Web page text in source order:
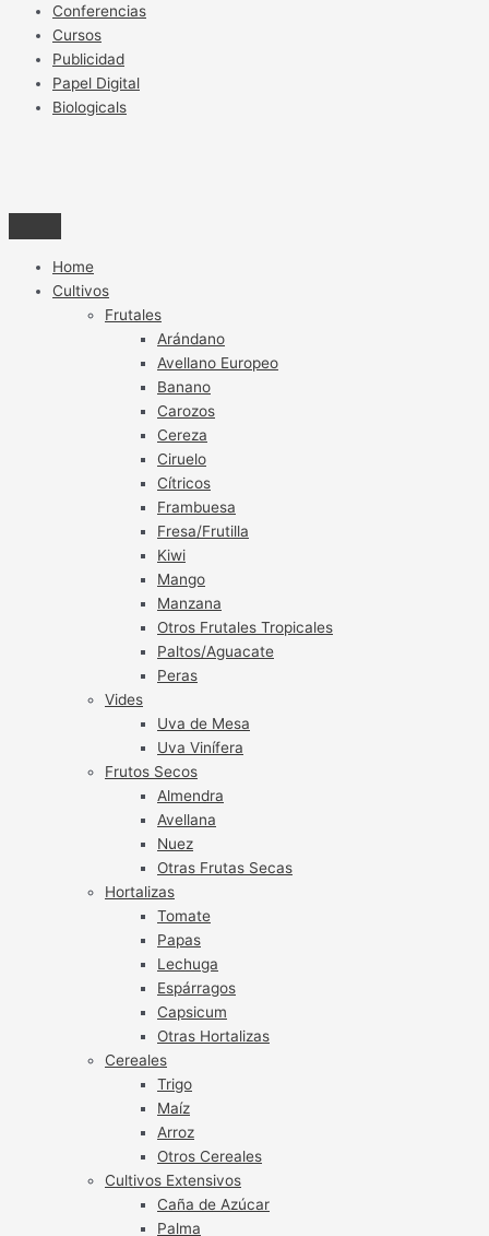
Conferencias
Cursos
Publicidad
Papel Digital
Biologicals
Home
Cultivos
Frutales
Arándano
Avellano Europeo
Banano
Carozos
Cereza
Ciruelo
Cítricos
Frambuesa
Fresa/Frutilla
Kiwi
Mango
Manzana
Otros Frutales Tropicales
Paltos/Aguacate
Peras
Vides
Uva de Mesa
Uva Vinífera
Frutos Secos
Almendra
Avellana
Nuez
Otras Frutas Secas
Hortalizas
Tomate
Papas
Lechuga
Espárragos
Capsicum
Otras Hortalizas
Cereales
Trigo
Maíz
Arroz
Otros Cereales
Cultivos Extensivos
Caña de Azúcar
Palma